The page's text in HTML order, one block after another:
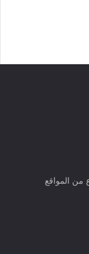
من المواقع